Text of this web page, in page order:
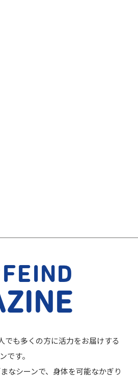
でも多くの方に活力をお届けする
です。
なシーンで、身体を可能なかぎり